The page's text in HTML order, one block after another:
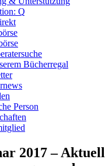
Q
Bücherregal
Person
2017 –